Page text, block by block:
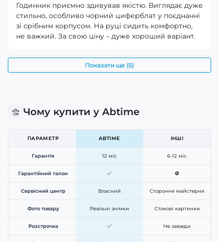
Годинник приємно здивував якістю. Виглядає дуже
стильно, особливо чорний циферблат у поєднанні
зі срібним корпусом. На руці сидить комфортно,
не важкий. За свою ціну – дуже хороший варіант.
Показати ще (5)
Чому купити у Abtime
ПАРАМЕТР ABTIME ІНШІ
Гарантія 12 міс 6-12 міс
Гарантійний талон ✅ 🚫
Сервісний центр Власний Стороння майстерня
Фото товару Реальні знімки Стокові картинки
Розстрочка ✅ Не завжди